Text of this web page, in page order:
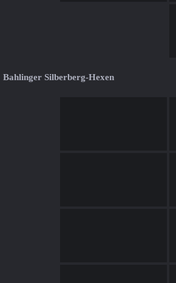
Bahlinger Silberberg-Hexen